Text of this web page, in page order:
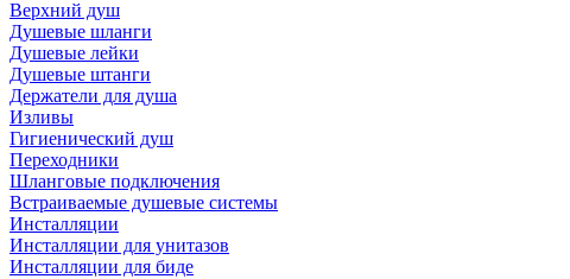
Верхний душ
Душевые шланги
Душевые лейки
Душевые штанги
Держатели для душа
Изливы
Гигиенический душ
Переходники
Шланговые подключения
Встраиваемые душевые системы
Инсталляции
Инсталляции для унитазов
Инсталляции для биде